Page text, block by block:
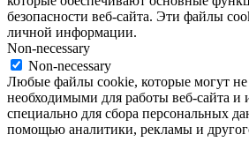
безопасности веб-сайта. Эти файлы
личной информации.
Non-necessary
Non-necessary
Любые файлы cookie, которые могут не
необходимыми для работы веб-сайта и
специально для сбора персональных
помощью аналитики, рекламы и